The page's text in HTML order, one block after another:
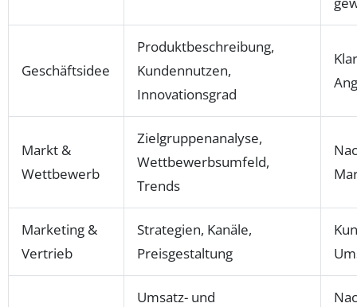
Geschäftsidee
Produktbeschreibung,
Kundennutzen,
Innovationsgrad
Markt &
Wettbewerb
Zielgruppenanalyse,
Wettbewerbsumfeld,
Trends
Marketing &
Vertrieb
Strategien, Kanäle,
Preisgestaltung
Umsatz- und